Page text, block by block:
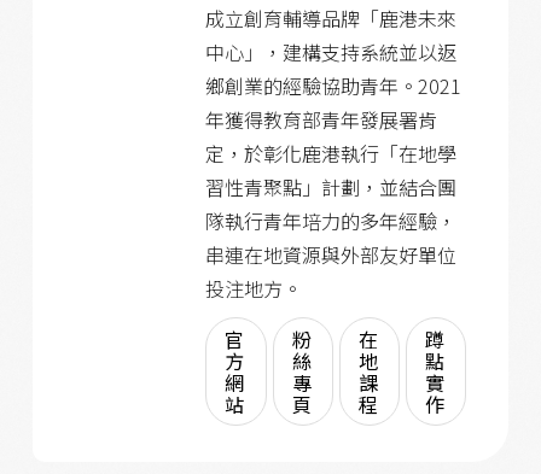
成立創育輔導品牌「鹿港未來
中心」，建構支持系統並以返
鄉創業的經驗協助青年。2021
年獲得教育部青年發展署肯
定，於彰化鹿港執行「在地學
習性青聚點」計劃，並結合團
隊執行青年培力的多年經驗，
串連在地資源與外部友好單位
投注地方。
官
方
網
站
粉
絲
專
頁
在
地
課
程
蹲
點
實
作